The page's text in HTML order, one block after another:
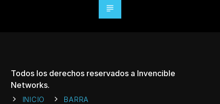
Todos los derechos reservados a Invencible
Networks.
INICIO
BARRA